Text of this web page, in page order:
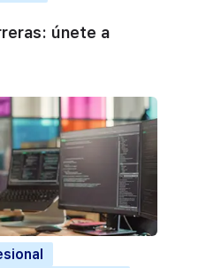
únete a